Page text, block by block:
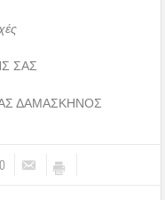
ΣΑΣ
ΔΑΜΑΣΚΗΝΟΣ
0